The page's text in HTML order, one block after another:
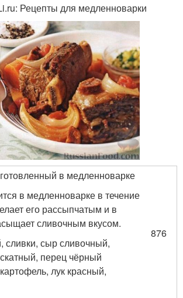
Рецепты для медленноварки
в медленноварке
в медленноварке в течение
его рассыпчатым и в
сливочным вкусом.
сливки, сыр сливочный,
перец чёрный
лук красный,
876